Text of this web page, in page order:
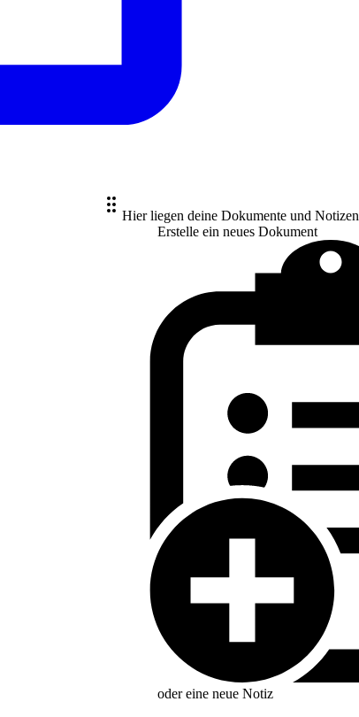
Hier liegen deine Dokumente und Notizen
Erstelle ein neues Dokument
oder eine neue Notiz